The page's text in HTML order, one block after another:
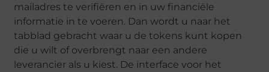
mailadres te verifiëren en in uw financiële
informatie in te voeren. Dan wordt u naar het
tabblad gebracht waar u de tokens kunt kopen
die u wilt of overbrengt naar een andere
leverancier als u kiest. De interface voor het